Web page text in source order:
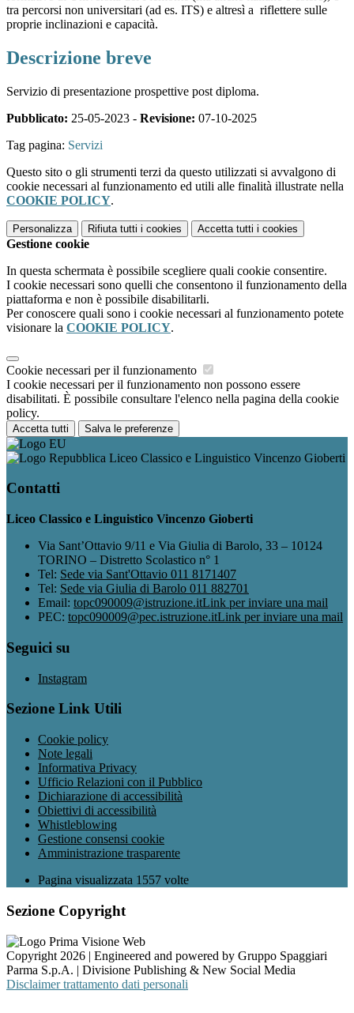
tra percorsi non universitari (ad es. ITS) e altresì a riflettere sulle
proprie inclinazioni e capacità.
Descrizione breve
Servizio di presentazione prospettive post diploma.
Pubblicato: 25-05-2023 - Revisione: 07-10-2025
Tag pagina: Servizi
Questo sito o gli strumenti terzi da questo utilizzati si avvalgono di
cookie necessari al funzionamento ed utili alle finalità illustrate nella
COOKIE POLICY.
Personalizza Rifiuta tutti i cookies Accetta tutti i cookies
Gestione cookie
In questa schermata è possibile scegliere quali cookie consentire.
I cookie necessari sono quelli che consentono il funzionamento della
piattaforma e non è possibile disabilitarli.
Per conoscere quali sono i cookie necessari al funzionamento potete
visionare la COOKIE POLICY.
Cookie necessari per il funzionamento
I cookie necessari per il funzionamento non possono essere
disabilitati. È possibile consultare l'elenco nella pagina della cookie
policy.
Accetta tutti Salva le preferenze
Liceo Classico e Linguistico Vincenzo Gioberti
Contatti
Liceo Classico e Linguistico Vincenzo Gioberti
Via Sant’Ottavio 9/11 e Via Giulia di Barolo, 33 – 10124
TORINO – Distretto Scolastico n° 1
Tel: Sede via Sant'Ottavio 011 8171407
Tel: Sede via Giulia di Barolo 011 882701
Email: topc090009@istruzione.itLink per inviare una mail
PEC: topc090009@pec.istruzione.itLink per inviare una mail
Seguici su
Instagram
Sezione Link Utili
Cookie policy
Note legali
Informativa Privacy
Ufficio Relazioni con il Pubblico
Dichiarazione di accessibilità
Obiettivi di accessibilità
Whistleblowing
Gestione consensi cookie
Amministrazione trasparente
Pagina visualizzata 1557 volte
Sezione Copyright
Copyright 2026 | Engineered and powered by Gruppo Spaggiari
Parma S.p.A. | Divisione Publishing & New Social Media
Disclaimer trattamento dati personali